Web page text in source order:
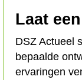
Laat
DSZ Actueel
bepaalde
ervaringen